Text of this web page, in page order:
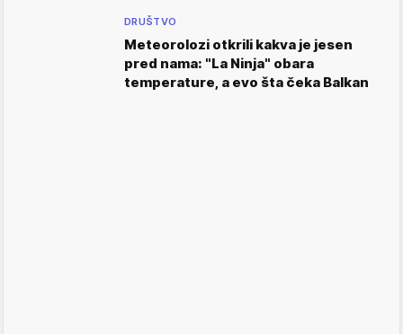
DRUŠTVO
Meteorolozi otkrili kakva je jesen
pred nama: "La Ninja" obara
temperature, a evo šta čeka Balkan